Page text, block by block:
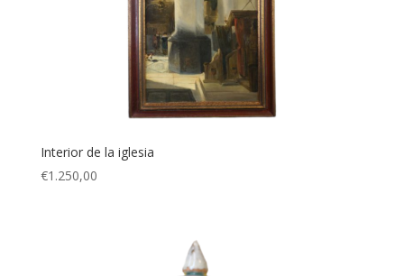
Interior de la iglesia
€1.250,00